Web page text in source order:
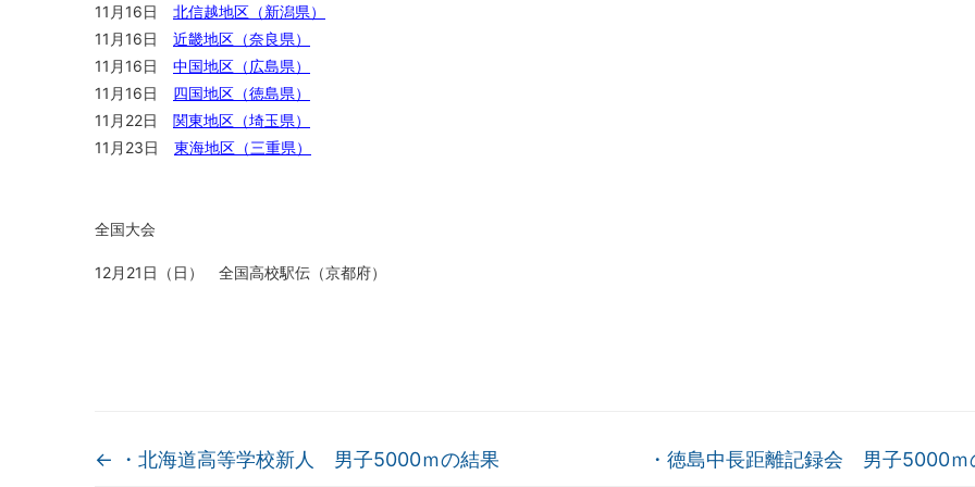
11月16日 北信越地区（新潟県）
11月16日 近畿地区（奈良県）
11月16日 中国地区（広島県）
11月16日 四国地区（徳島県）
11月22日 関東地区（埼玉県）
11月23日 東海地区（三重県）
全国大会
12月21日（日） 全国高校駅伝（京都府）
← ・北海道高等学校新人 男子5000ｍの結果 ・徳島中長距離記録会 男子5000ｍ